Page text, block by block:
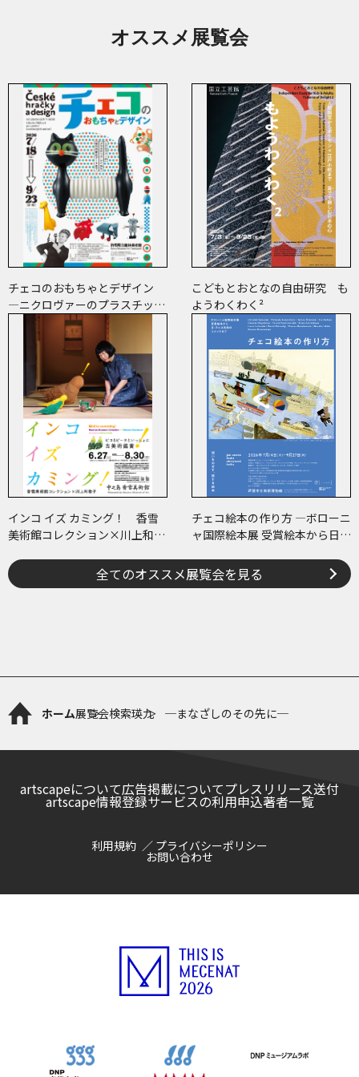
オススメ展覧会
チェコのおもちゃとデザイン
―ニクロヴァーのプラスチッ
ク・トイから現代作家のアート
まで―
こどもとおとなの自由研究 も
ようわくわく²
インコ イズ カミング！ 香雪
美術館コレクション×川上和歌
に古美術鑑賞～
チェコ絵本の作り方 ―ボローニ
ャ国際絵本展 受賞絵本から日･
全てのオススメ展覧会を見る
ホーム展覧会検索瑛九 ─まなざしのその先に─
artscapeについて広告掲載についてプレスリリース送付
artscape情報登録サービスの利用申込著者一覧
利用規約 プライバシーポリシー
お問い合わせ